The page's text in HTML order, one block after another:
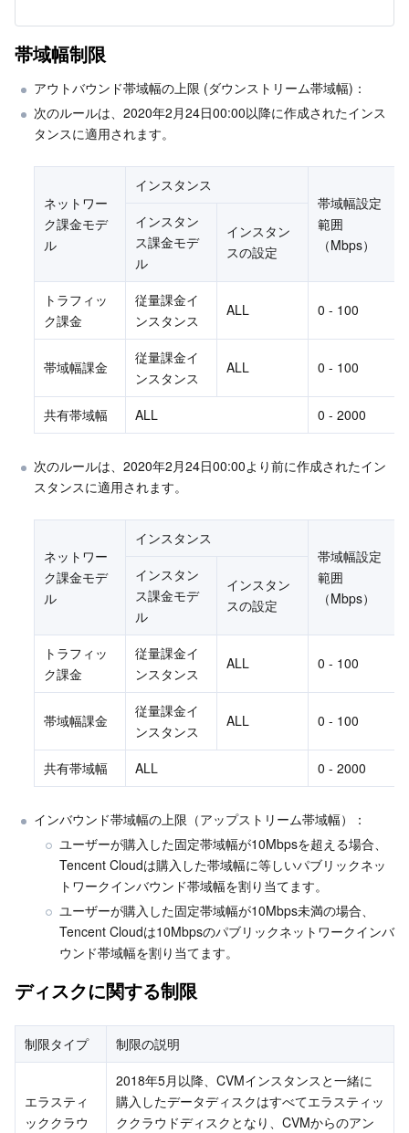
帯域幅制限
アウトバウンド帯域幅の上限 (ダウンストリーム帯域幅)：
次のルールは、2020年2月24日00:00以降に作成されたインス
タンスに適用されます。
ネットワー
ク課金モデ
ル
インスタンス
帯域幅設定
範囲
（Mbps）
インスタン
ス課金モデ
ル
インスタン
スの設定
トラフィッ
ク課金
従量課金イ
ンスタンス
ALL 0 - 100
帯域幅課金
従量課金イ
ンスタンス
ALL 0 - 100
共有帯域幅 ALL 0 - 2000
次のルールは、2020年2月24日00:00より前に作成されたイン
スタンスに適用されます。
ネットワー
ク課金モデ
ル
インスタンス
帯域幅設定
範囲
（Mbps）
インスタン
ス課金モデ
ル
インスタン
スの設定
トラフィッ
ク課金
従量課金イ
ンスタンス
ALL 0 - 100
帯域幅課金
従量課金イ
ンスタンス
ALL 0 - 100
共有帯域幅 ALL 0 - 2000
インバウンド帯域幅の上限（アップストリーム帯域幅）：
ユーザーが購入した固定帯域幅が10Mbpsを超える場合、
Tencent Cloudは購入した帯域幅に等しいパブリックネッ
トワークインバウンド帯域幅を割り当てます。
ユーザーが購入した固定帯域幅が10Mbps未満の場合、
Tencent Cloudは10Mbpsのパブリックネットワークインバ
ウンド帯域幅を割り当てます。
ディスクに関する制限
制限タイプ 制限の説明
エラスティ
ッククラウ
2018年5月以降、CVMインスタンスと一緒に
購入したデータディスクはすべてエラスティッ
ククラウドディスクとなり、CVMからのアン